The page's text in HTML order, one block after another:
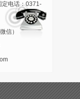
定电话：0371-
信）